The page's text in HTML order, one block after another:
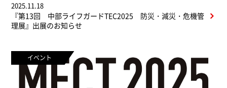
2025.11.18
『第13回 中部ライフガードTEC2025 防災・減災・危機管
理展』出展のお知らせ
イベント